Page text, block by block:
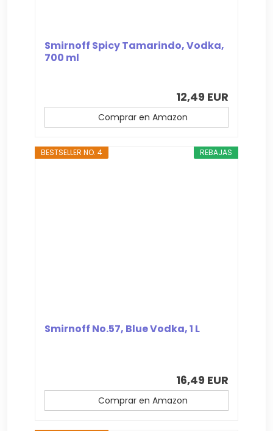
Smirnoff Spicy Tamarindo, Vodka,
700 ml
12,49 EUR
Comprar en Amazon
REBAJAS
BESTSELLER NO. 4
Smirnoff No.57, Blue Vodka, 1 L
16,49 EUR
Comprar en Amazon